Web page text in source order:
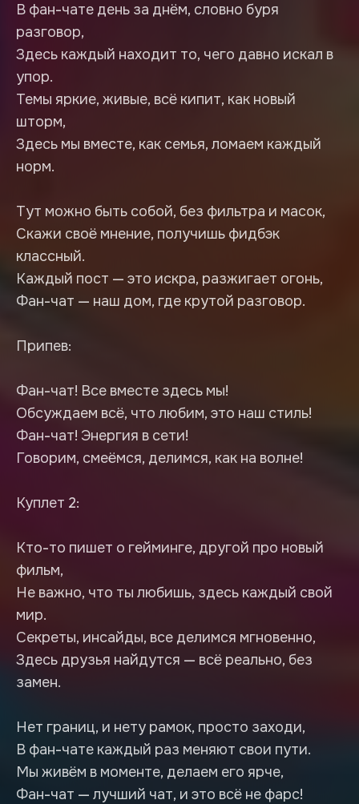
В фан-чате день за днём, словно буря
разговор,
Здесь каждый находит то, чего давно искал в
упор.
Темы яркие, живые, всё кипит, как новый
шторм,
Здесь мы вместе, как семья, ломаем каждый
норм.
Тут можно быть собой, без фильтра и масок,
Скажи своё мнение, получишь фидбэк
классный.
Каждый пост — это искра, разжигает огонь,
Фан-чат — наш дом, где крутой разговор.
Припев:
Фан-чат! Все вместе здесь мы!
Обсуждаем всё, что любим, это наш стиль!
Фан-чат! Энергия в сети!
Говорим, смеёмся, делимся, как на волне!
Куплет 2:
Кто-то пишет о гейминге, другой про новый
фильм,
Не важно, что ты любишь, здесь каждый свой
мир.
Секреты, инсайды, все делимся мгновенно,
Здесь друзья найдутся — всё реально, без
замен.
Нет границ, и нету рамок, просто заходи,
В фан-чате каждый раз меняют свои пути.
Мы живём в моменте, делаем его ярче,
Фан-чат — лучший чат, и это всё не фарс!